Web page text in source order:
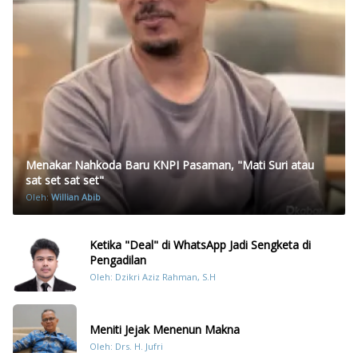
Menakar Nahkoda Baru KNPI Pasaman, "Mati Suri atau
sat set sat set"
Oleh:Willian Abib
Ketika "Deal" di WhatsApp Jadi Sengketa di
Pengadilan
Oleh: Dzikri Aziz Rahman, S.H
Meniti Jejak Menenun Makna
Oleh: Drs. H. Jufri